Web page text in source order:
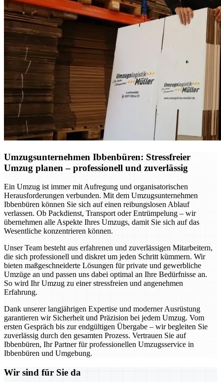
Umzugsunternehmen Ibbenbüren: Stressfreier
Umzug planen – professionell und zuverlässig
Ein Umzug ist immer mit Aufregung und organisatorischen
Herausforderungen verbunden. Mit dem Umzugsunternehmen
Ibbenbüren können Sie sich auf einen reibungslosen Ablauf
verlassen. Ob Packdienst, Transport oder Entrümpelung – wir
übernehmen alle Aspekte Ihres Umzugs, damit Sie sich auf das
Wesentliche konzentrieren können.
Unser Team besteht aus erfahrenen und zuverlässigen Mitarbeitern,
die sich professionell und diskret um jeden Schritt kümmern. Wir
bieten maßgeschneiderte Lösungen für private und gewerbliche
Umzüge an und passen uns dabei optimal an Ihre Bedürfnisse an.
So wird Ihr Umzug zu einer stressfreien und angenehmen
Erfahrung.
Dank unserer langjährigen Expertise und moderner Ausrüstung
garantieren wir Sicherheit und Präzision bei jedem Umzug. Vom
ersten Gespräch bis zur endgültigen Übergabe – wir begleiten Sie
zuverlässig durch den gesamten Prozess. Vertrauen Sie auf
Ibbenbüren, Ihr Partner für professionellen Umzugsservice in
Ibbenbüren und Umgebung.
Wir sind für Sie da